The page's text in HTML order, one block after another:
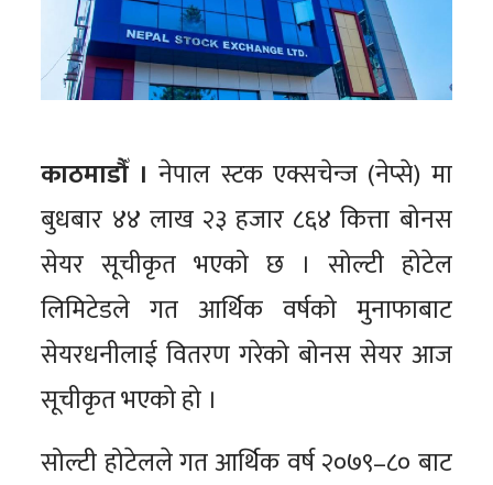
काठमाडौँ ।नेपाल स्टक एक्सचेन्ज (नेप्से) मा
बुधबार ४४ लाख २३ हजार ८६४ कित्ता बोनस
सेयर सूचीकृत भएको छ । सोल्टी होटेल
लिमिटेडले गत आर्थिक वर्षको मुनाफाबाट
सेयरधनीलाई वितरण गरेको बोनस सेयर आज
सूचीकृत भएको हो ।
सोल्टी होटेलले गत आर्थिक वर्ष २०७९–८० बाट